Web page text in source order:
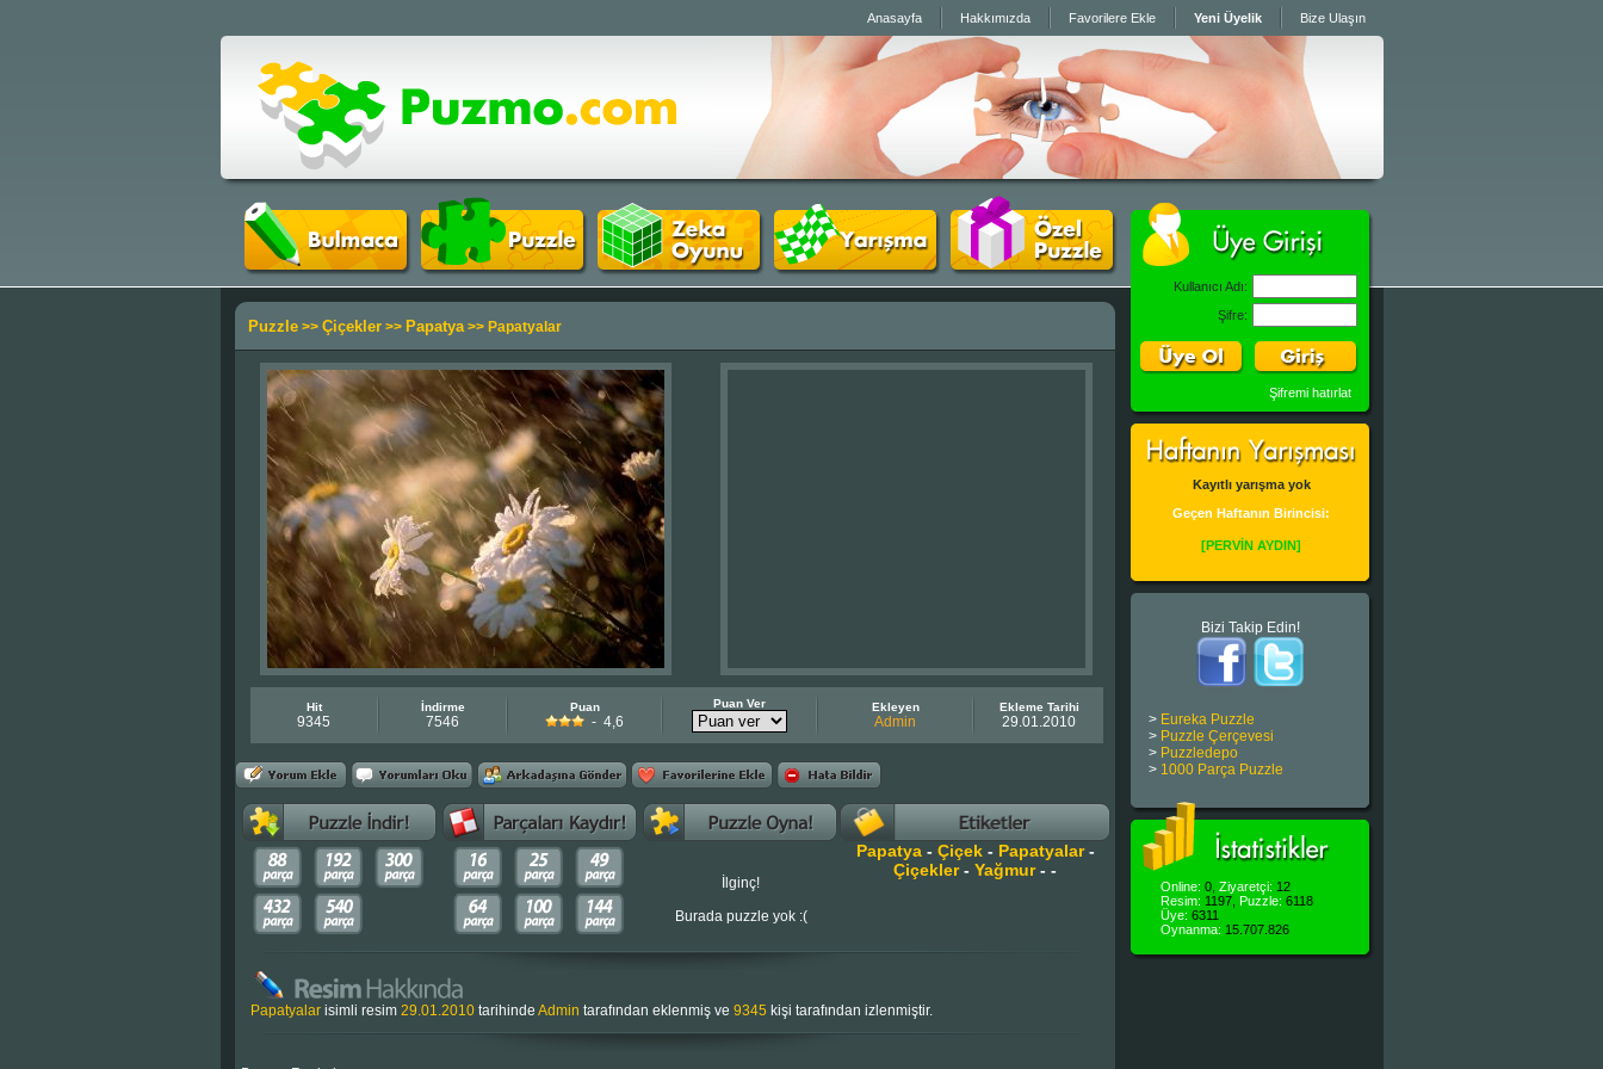
Anasayfa Hakkımızda Favorilere Ekle Yeni Üyelik Bize Ulaşın
Puzzle >> Çiçekler >> Papatya>> Papatyalar
Hit
9345
İndirme
7546
Puan
- 4,6
Puan Ver Ekleyen
Admin
Ekleme Tarihi
29.01.2010
İlginç!
Burada puzzle yok :(
Papatya- Çiçek- Papatyalar-
Çiçekler- Yağmur- -
Papatyalar isimli resim 29.01.2010 tarihinde Admin tarafından eklenmiş ve 9345 kişi tarafından izlenmiştir.
Kullanıcı Adı:
Şifre:
Şifremi hatırlat
Kayıtlı yarışma yok
Geçen Haftanın Birincisi:
[PERVİN AYDIN]
Bizi Takip Edin!
> Eureka Puzzle
> Puzzle Çerçevesi
> Puzzledepo
> 1000 Parça Puzzle
Online: 0, Ziyaretçi: 12
Resim: 1197, Puzzle: 6118
Üye: 6311
Oynanma: 15.707.826